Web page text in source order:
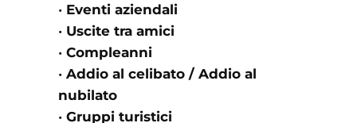
• Eventi aziendali
• Uscite tra amici
• Compleanni
• Addio al celibato / Addio al
nubilato
• Gruppi turistici